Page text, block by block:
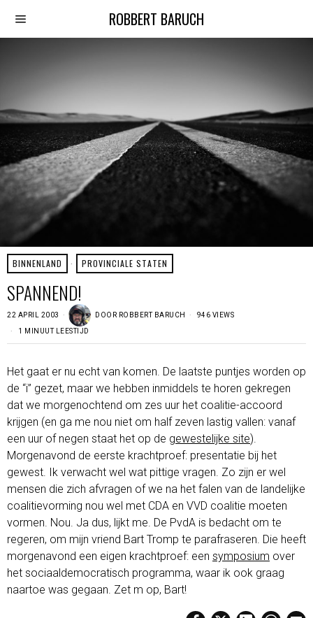
ROBBERT BARUCH
BINNENLAND · PROVINCIALE STATEN
SPANNEND!
22 APRIL 2003 DOOR ROBBERT BARUCH 946 VIEWS
1 MINUUT LEESTIJD
Het gaat er nu echt van komen. De laatste puntjes worden op
de “i” gezet, maar we hebben inmiddels te horen gekregen
dat we morgenochtend om zes uur het coalitie-accoord
krijgen (en ga me nou niet om half zeven lastig vallen: vanaf
een uur of negen staat het op de gewestelijke site).
Morgenavond de eerste krachtproef: presentatie bij het
gewest. Ik verwacht wel wat pittige vragen. Zo zijn er wel
mensen die zich afvragen of we na het falen van de landelijke
coalitievorming nou wel met CDA en VVD coalitie moeten
vormen. Nou. Ja dus, lijkt me. De PvdA is bedacht om te
regeren, om mijn vriend Bart Tromp te parafraseren. Die heeft
morgenavond een eigen krachtproef: een symposium over
het sociaaldemocratisch programma, waar ik ook graag
naartoe was gegaan. Zet m op, Bart!